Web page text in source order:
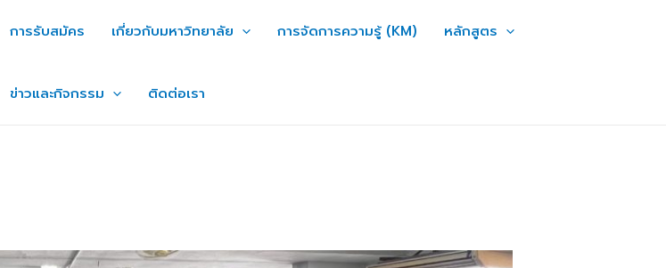
การรับสมัคร เกี่ยวกับมหาวิทยาลัย การจัดการความรู้ (KM) หลักสูตร
ข่าวและกิจกรรม ติดต่อเรา